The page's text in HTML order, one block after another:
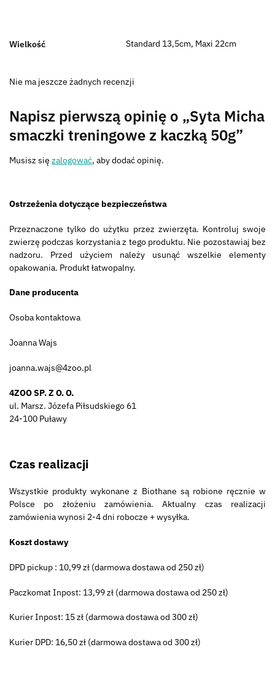
Wielkość Standard 13,5cm, Maxi 22cm
Nie ma jeszcze żadnych recenzji
Napisz pierwszą opinię o „Syta Micha
smaczki treningowe z kaczką 50g”
Musisz się zalogować, aby dodać opinię.
Ostrzeżenia dotyczące bezpieczeństwa
Przeznaczone tylko do użytku przez zwierzęta. Kontroluj swoje
zwierzę podczas korzystania z tego produktu. Nie pozostawiaj bez
nadzoru. Przed użyciem należy usunąć wszelkie elementy
opakowania. Produkt łatwopalny.
Dane producenta
Osoba kontaktowa
Joanna Wajs
joanna.wajs@4zoo.pl
4ZOO SP. Z O. O.
ul. Marsz. Józefa Piłsudskiego 61
24-100 Puławy
Czas realizacji
Wszystkie produkty wykonane z Biothane są robione ręcznie w
Polsce po złożeniu zamówienia. Aktualny czas realizacji
zamówienia wynosi 2-4 dni robocze + wysyłka.
Koszt dostawy
DPD pickup : 10,99 zł (darmowa dostawa od 250 zł)
Paczkomat Inpost: 13,99 zł (darmowa dostawa od 250 zł)
Kurier Inpost: 15 zł (darmowa dostawa od 300 zł)
Kurier DPD: 16,50 zł (darmowa dostawa od 300 zł)